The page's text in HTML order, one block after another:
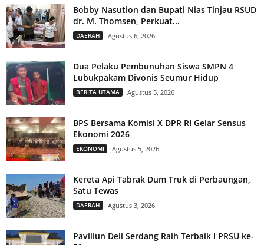
Bobby Nasution dan Bupati Nias Tinjau RSUD
dr. M. Thomsen, Perkuat...
DAERAH Agustus 6, 2026
Dua Pelaku Pembunuhan Siswa SMPN 4
Lubukpakam Divonis Seumur Hidup
BERITA UTAMA Agustus 5, 2026
BPS Bersama Komisi X DPR RI Gelar Sensus
Ekonomi 2026
EKONOMI Agustus 5, 2026
Kereta Api Tabrak Dum Truk di Perbaungan,
Satu Tewas
DAERAH Agustus 3, 2026
Paviliun Deli Serdang Raih Terbaik I PRSU ke-